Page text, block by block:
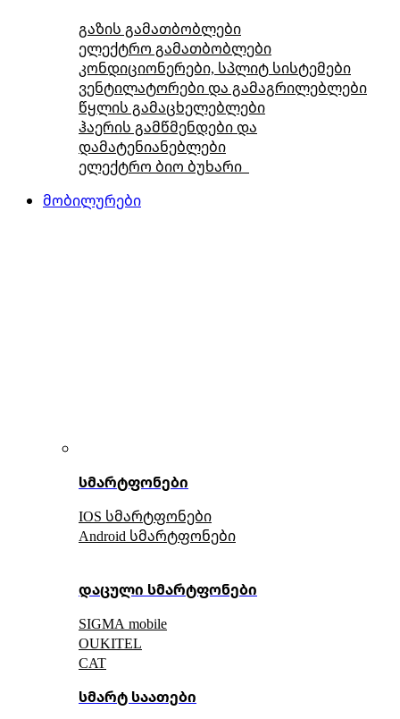
გაზის გამათბობლები
ელექტრო გამათბობლები
კონდიციონერები, სპლიტ სისტემები
ვენტილატორები და გამაგრილებლები
წყლის გამაცხელებლები
ჰაერის გამწმენდები და
დამატენიანებლები
ელექტრო ბიო ბუხარი
მობილურები
სმარტფონები
IOS სმარტფონები
Android სმარტფონები
დაცული სმარტფონები
SIGMA mobile
OUKITEL
CAT
სმარტ საათები